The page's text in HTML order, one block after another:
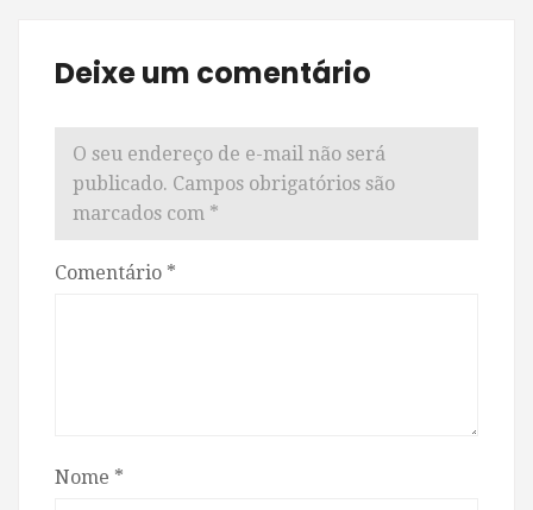
Deixe um comentário
O seu endereço de e-mail não será
publicado. Campos obrigatórios são
marcados com *
Comentário *
Nome *